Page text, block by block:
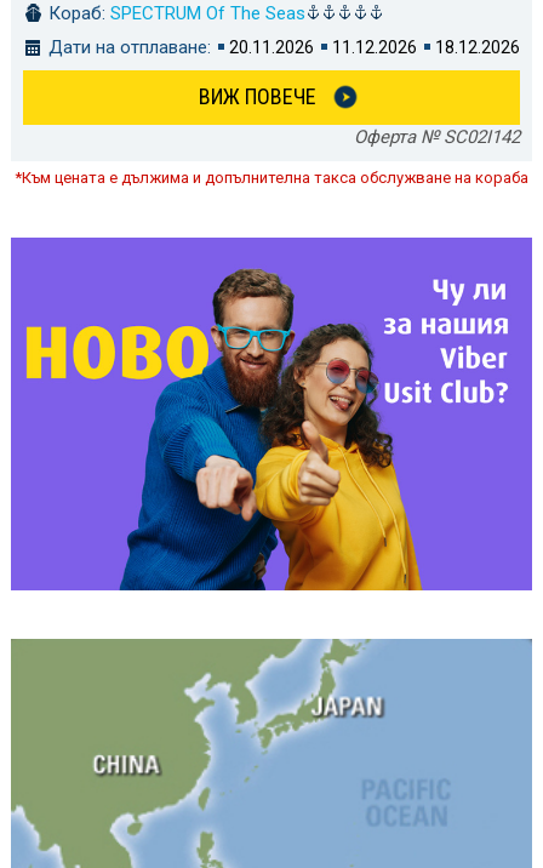
Кораб: SPECTRUM Of The Seas
Дати на отплаване:
20.11.2026 11.12.2026 18.12.2026
ВИЖ ПОВЕЧЕ
Оферта № SC02I142
*Към цената е дължима и допълнителна такса обслужване на кораба